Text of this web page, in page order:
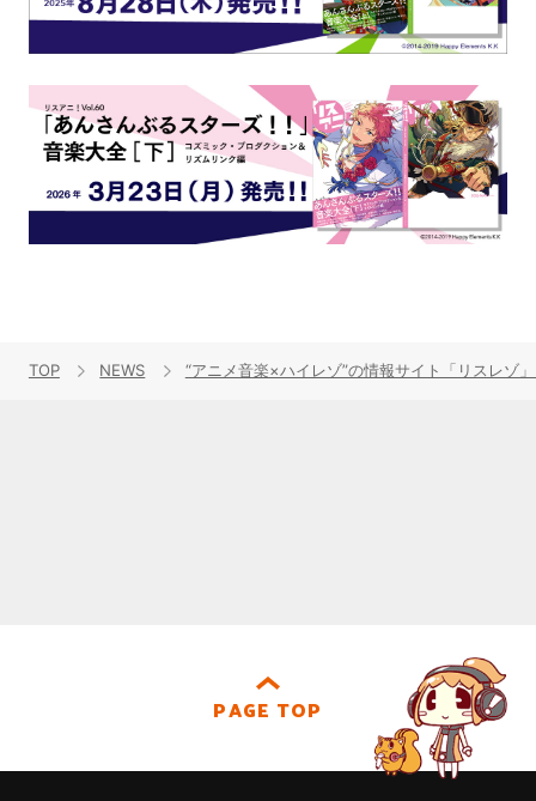
TOP NEWS “アニメ音楽×ハイレゾ”の情報サイト「リスレゾ
PAGE TOP